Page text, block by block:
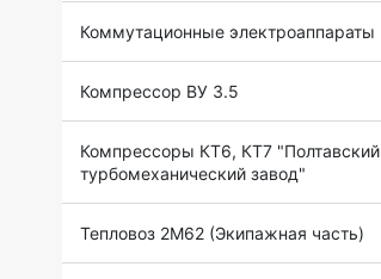
Коммутационные электроаппараты
Компрессор ВУ 3.5
Компрессоры КТ6, КТ7 "Полтавский
турбомеханический завод"
Тепловоз 2М62 (Экипажная часть)